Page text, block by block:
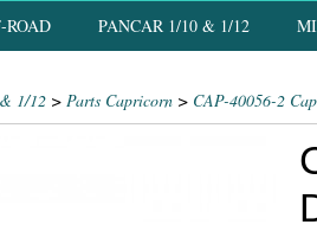
ROAD PANCAR 1/10 & 1/12
1/12 > Parts Capricorn > CAP-40056-2